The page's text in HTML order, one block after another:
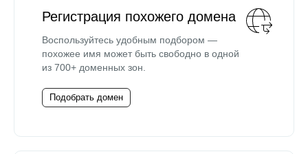
Регистрация похожего домена
Воспользуйтесь удобным подбором —
похожее имя может быть свободно в одной
из 700+ доменных зон.
Подобрать домен